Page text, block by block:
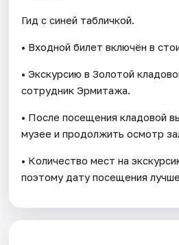
Гид с синей табличкой.
• Входной билет включён в
• Экскурсию в Золотой
сотрудник Эрмитажа.
• После посещения кладовой
музее и продолжить осмотр
• Количество мест на
поэтому дату посещения